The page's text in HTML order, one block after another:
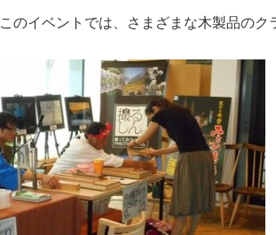
このイベントでは、さまざまな木製品のク